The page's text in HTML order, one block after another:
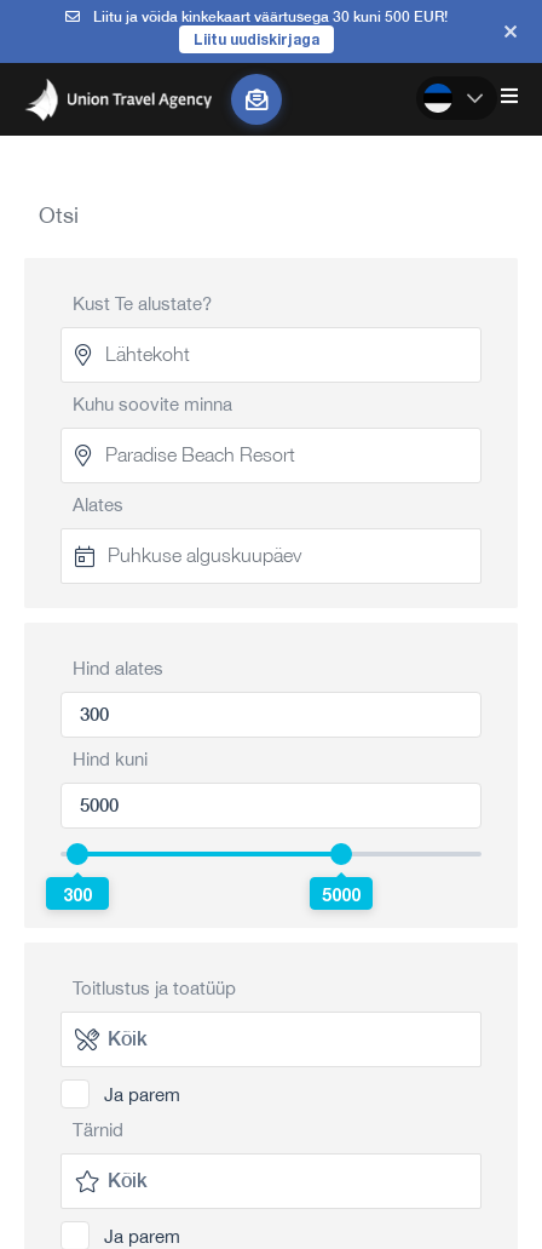
Liitu ja võida kinkekaart väärtusega 30 kuni 500 EUR!
Liitu uudiskirjaga
Otsi
Kust Te alustate?
Kuhu soovite minna
Alates
Hind alates
Hind kuni
300 5000
Toitlustus ja toatüüp
Ja parem
Tärnid
Ja parem